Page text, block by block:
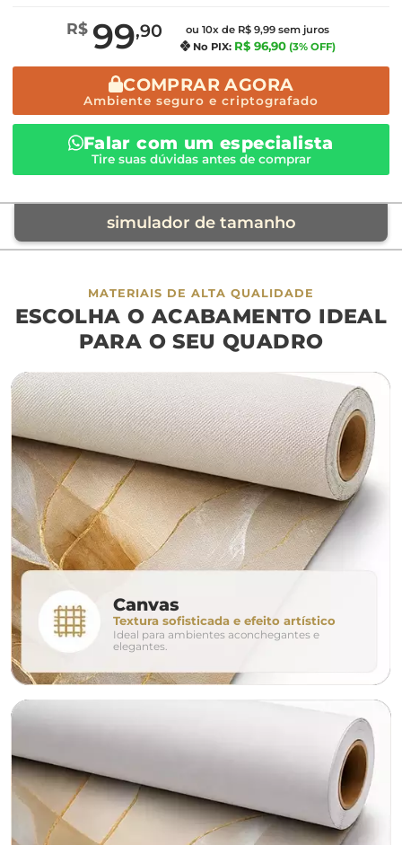
R$ 99,90
ou 10x de R$ 9,99 sem juros
No PIX: R$ 96,90 (3% OFF)
COMPRAR AGORA
Ambiente seguro e criptografado
Falar com um especialista
Tire suas dúvidas antes de comprar
simulador de tamanho
móvel de referência
sofá cama
largura aproximada
160cm 200cm
280cm 320cm
conjunto
avulso duo
o tamanho ideal para o seu ambiente é
MATERIAIS DE ALTA QUALIDADE
ESCOLHA O ACABAMENTO IDEAL
PARA O SEU QUADRO
Canvas
Textura sofisticada e efeito artístico
Ideal para ambientes aconchegantes e
elegantes.